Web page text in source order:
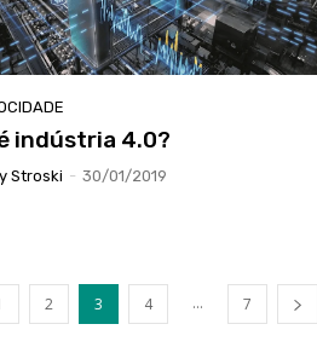
indústria 4.0?
Stroski - 30/01/2019
2 3 4 ... 7